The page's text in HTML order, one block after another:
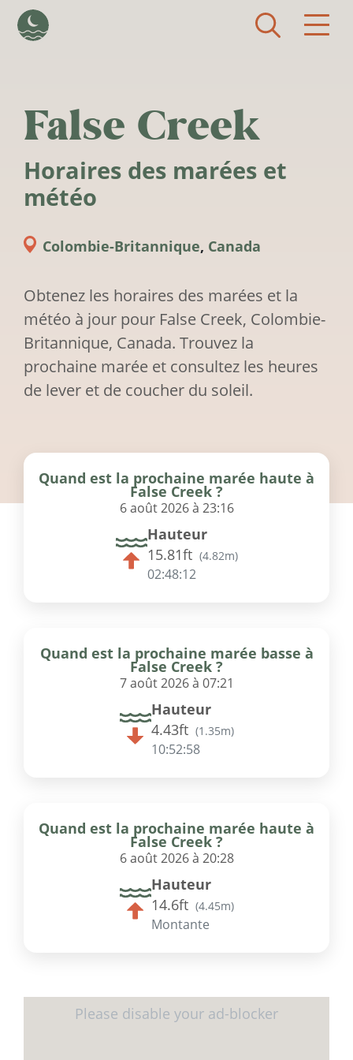
False Creek
Horaires des marées et
météo
Colombie-Britannique, Canada
Obtenez les horaires des marées et la
météo à jour pour False Creek, Colombie-
Britannique, Canada. Trouvez la
prochaine marée et consultez les heures
de lever et de coucher du soleil.
Quand est la prochaine marée haute à
False Creek ?
6 août 2026 à 23:16
Hauteur
15.81ft (4.82m)
02:48:12
Quand est la prochaine marée basse à
False Creek ?
7 août 2026 à 07:21
Hauteur
4.43ft (1.35m)
10:52:58
Quand est la prochaine marée haute à
False Creek ?
6 août 2026 à 20:28
Hauteur
14.6ft (4.45m)
Montante